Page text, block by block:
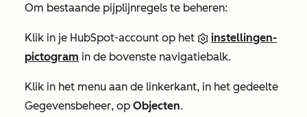
Om bestaande pijplijnregels te beheren:
Klik in je HubSpot-account op het
instellingen-
pictogram in de bovenste navigatiebalk.
Klik in het menu aan de linkerkant, in het gedeelte
Gegevensbeheer, op Objecten.